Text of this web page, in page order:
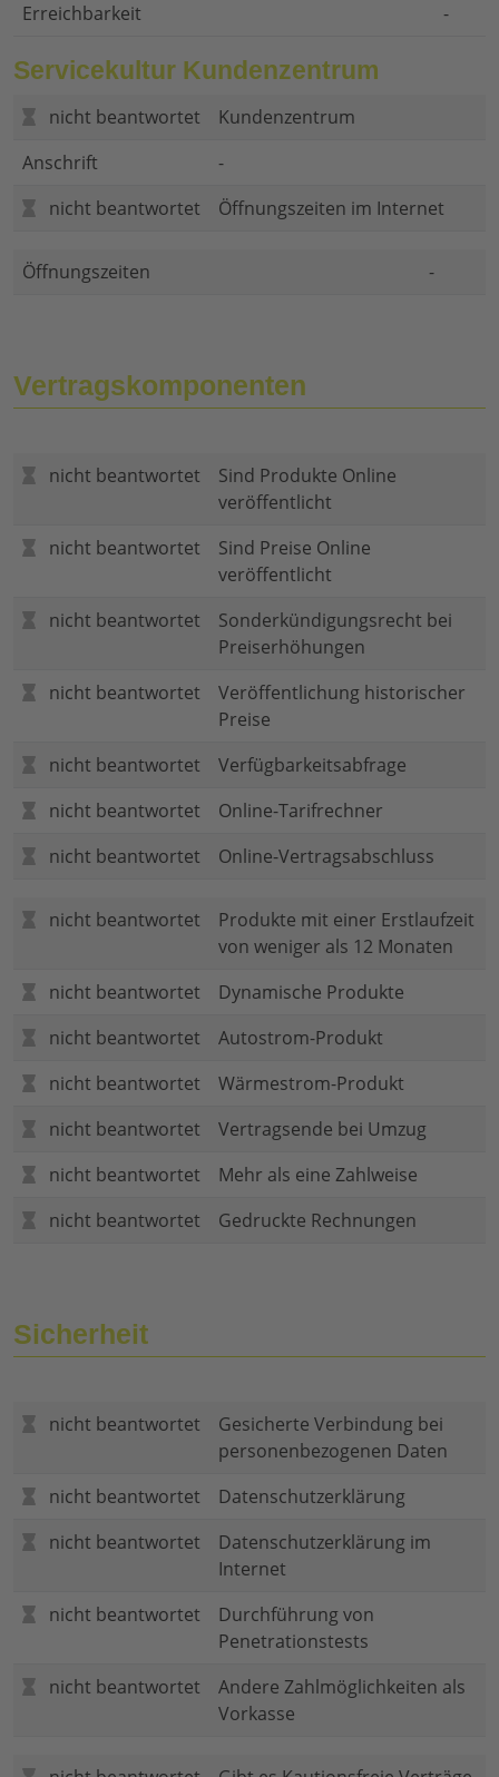
Erreichbarkeit
-
Servicekultur Kundenzentrum
nicht beantwortet
Kundenzentrum
Anschrift
-
nicht beantwortet
Öffnungszeiten im Internet
Öffnungszeiten -
Vertragskomponenten
nicht beantwortet
Sind Produkte Online
veröffentlicht
nicht beantwortet
Sind Preise Online
veröffentlicht
nicht beantwortet
Sonderkündigungsrecht bei
Preiserhöhungen
nicht beantwortet
Veröffentlichung historischer
Preise
nicht beantwortet
Verfügbarkeitsabfrage
nicht beantwortet
Online-Tarifrechner
nicht beantwortet
Online-Vertragsabschluss
nicht beantwortet
Produkte mit einer Erstlaufzeit
von weniger als 12 Monaten
nicht beantwortet
Dynamische Produkte
nicht beantwortet
Autostrom-Produkt
nicht beantwortet
Wärmestrom-Produkt
nicht beantwortet
Vertragsende bei Umzug
nicht beantwortet
Mehr als eine Zahlweise
nicht beantwortet
Gedruckte Rechnungen
Sicherheit
nicht beantwortet
Gesicherte Verbindung bei
personenbezogenen Daten
nicht beantwortet
Datenschutzerklärung
nicht beantwortet
Datenschutzerklärung im
Internet
nicht beantwortet
Durchführung von
Penetrationstests
nicht beantwortet
Andere Zahlmöglichkeiten als
Vorkasse